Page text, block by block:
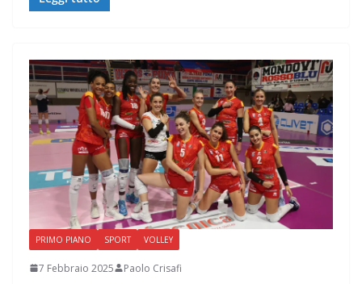
PRIMO PIANO SPORT VOLLEY
7 Febbraio 2025 Paolo Crisafi